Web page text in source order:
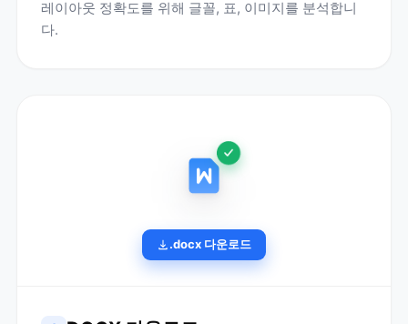
레이아웃 정확도를 위해 글꼴, 표, 이미지를 분석합니
다.
.docx 다운로드